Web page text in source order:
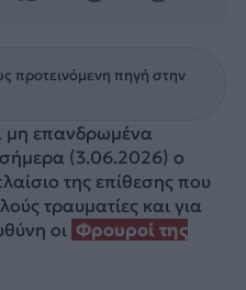
προτεινόμενη πηγή στην
μη επανδρωμένα
(3.06.2026) ο
της επίθεσης που
τραυματίες και για
οι Φρουροί της